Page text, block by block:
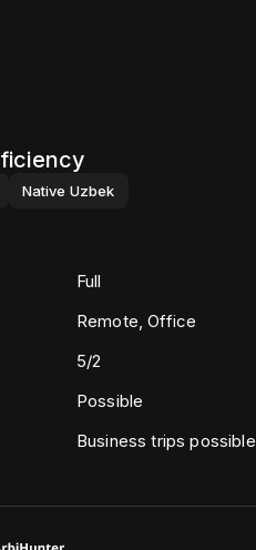
Native Uzbek
Full
Remote, Office
5/2
Possible
Business trips possible